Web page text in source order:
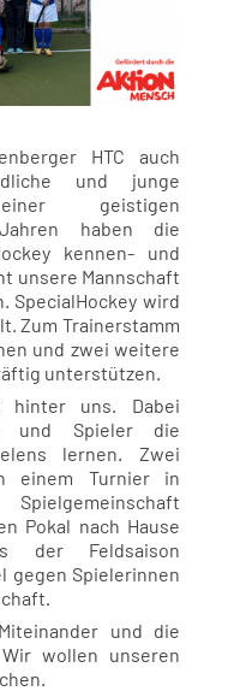
HTC auch
und junge
geistigen
haben die
kennen- und
unsere Mannschaft
SpecialHockey wird
Zum Trainerstamm
und zwei weitere
unterstützen.
hinter uns. Dabei
und Spieler die
lernen. Zwei
einem Turnier in
Pokal nach Hause
der Feldsaison
gegen Spielerinnen
und die
wollen unseren